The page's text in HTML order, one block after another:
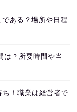
ある？場所や日程
は？所要時間や当
！職業は経営者で